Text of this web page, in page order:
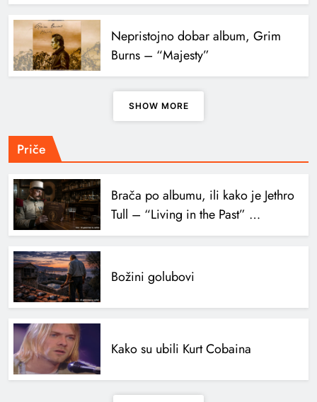
Nepristojno dobar album, Grim
Burns – “Majesty”
SHOW MORE
Priče
Brača po albumu, ili kako je Jethro
Tull – “Living in the Past” …
Božini golubovi
Kako su ubili Kurt Cobaina